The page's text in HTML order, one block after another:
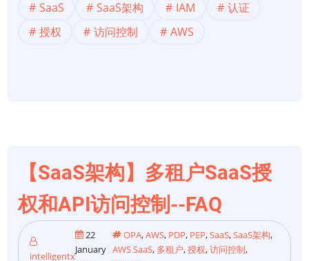
构】
API
访
问
控
制-
-
SaaS SaaS架构 IAM
认证
授权
访问控制 AWS
【SaaS架构】多租户SaaS授
权和API访问控制--FAQ
intelligentx
22
January
OPA,AWS, PDP, PEP,SaaS,SaaS架构,
AWS SaaS, 多租户,授权,访问控制,